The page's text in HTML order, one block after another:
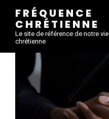
FRÉQUENCE
CHRÉTIENNE
Le site de référence de notre vie
chrétienne